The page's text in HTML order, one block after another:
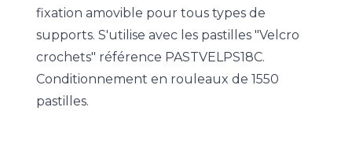
mm
fixation amovible pour tous types de
supports. S'utilise avec les pastilles "Velcro
crochets" référence PASTVELPS18C.
Conditionnement en rouleaux de 1550
pastilles.